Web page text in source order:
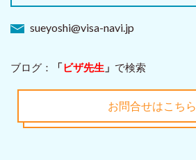
sueyoshi@visa-navi.jp
ブログ： 「ビザ先生 」 で検索
お問合せはこちら